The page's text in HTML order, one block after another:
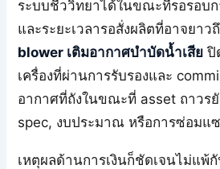
ระบบชีววิทยาได้ในขณะที่รอรอบ
และระยะเวลารอสั่งผลิตที่อาจยาว
blower เติมอากาศบำบัดน้ำเสีย ปิ
เครื่องที่ผ่านการรับรองและ
อากาศที่ถังในขณะที่ asset ถาวร
spec, งบประมาณ หรือการซ่อมแ
เหตุผลด้านการเงินก็ชัดเจนไม่แพ้